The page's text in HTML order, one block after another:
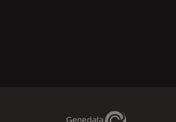
Genedata Link